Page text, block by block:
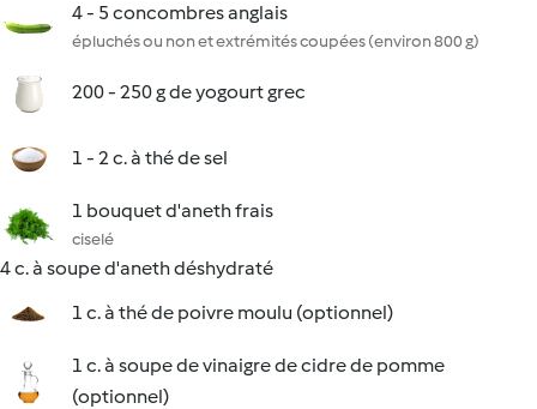
4 - 5 concombres anglais
épluchés ou non et extrémités coupées (environ 800 g)
200 - 250 g de yogourt grec
1 - 2 c. à thé de sel
1 bouquet d'aneth frais
ciselé
4 c. à soupe d'aneth déshydraté
1 c. à thé de poivre moulu (optionnel)
1 c. à soupe de vinaigre de cidre de pomme
(optionnel)